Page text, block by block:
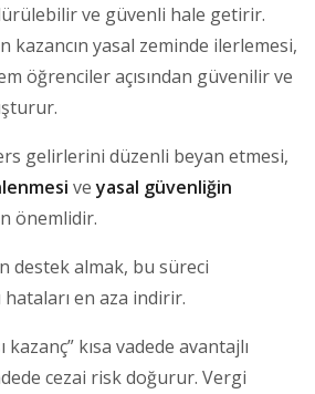
ve güvenli hale getirir.
kazancın yasal zeminde ilerlemesi,
öğrenciler açısından güvenilir ve
gelirlerini düzenli beyan etmesi,
veyasal güvenliğin
önemlidir.
destek almak, bu süreci
hataları en aza indirir.
kazanç” kısa vadede avantajlı
cezai risk doğurur. Vergi